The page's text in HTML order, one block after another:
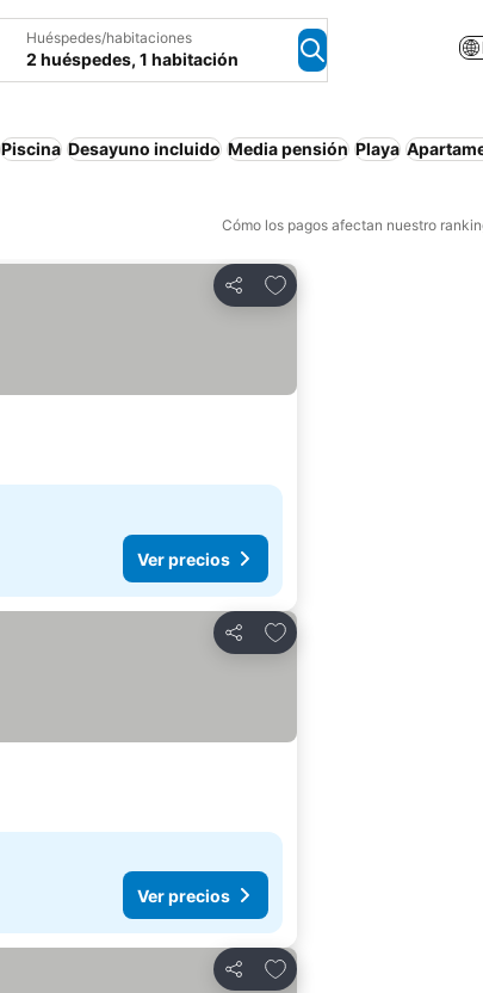
Huéspedes/habitaciones
2 huéspedes, 1 habitación
Piscina Desayuno incluido Media pensión Playa
Cómo los pagos afectan nuestro
Compartir
Agregar a favoritos
Ver precios
Compartir
Agregar a favoritos
Ver precios
Compartir
Agregar a favoritos